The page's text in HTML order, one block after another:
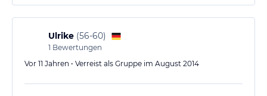
Ulrike (56-60)
1 Bewertungen
Vor 11 Jahren • Verreist als Gruppe im August 2014